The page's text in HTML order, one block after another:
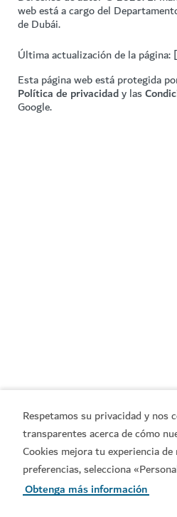
Respetamos su privacidad y nos
transparentes acerca de cómo
Cookies mejora tu experiencia
preferencias, selecciona
Obtenga más información
web está a cargo del
de Dubái.
Última actualización de la
Esta página web está protegida
Política de privacidady las
Google.